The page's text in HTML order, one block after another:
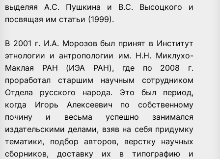
выделяя А.С. Пушкина и В.С. Высоцкого и
посвящая им статьи (1999).
В 2001 г. И.А. Морозов был принят в Институт
этнологии и антропологии им. Н.Н. Миклухо-
Маклая РАН (ИЭА РАН), где по 2008 г.
проработал старшим научным сотрудником
Отдела русского народа. Это был период,
когда Игорь Алексеевич по собственному
почину и весьма успешно занимался
издательскими делами, взяв на себя придумку
тематики, подбор авторов, верстку научных
сборников, доставку их в типографию и